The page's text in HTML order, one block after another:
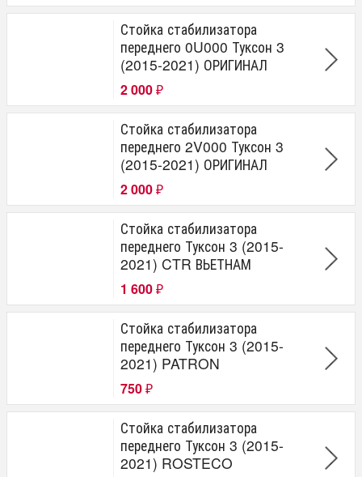
Стойка стабилизатора
переднего 0U000 Туксон 3
(2015-2021) ОРИГИНАЛ
2 000 ₽
Стойка стабилизатора
переднего 2V000 Туксон 3
(2015-2021) ОРИГИНАЛ
2 000 ₽
Стойка стабилизатора
переднего Туксон 3 (2015-
2021) CTR ВЬЕТНАМ
1 600 ₽
Стойка стабилизатора
переднего Туксон 3 (2015-
2021) PATRON
750 ₽
Стойка стабилизатора
переднего Туксон 3 (2015-
2021) ROSTECO